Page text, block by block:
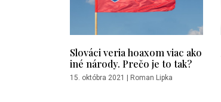
Slováci veria hoaxom viac ako
iné národy. Prečo je to tak?
15. októbra 2021 Roman Lipka